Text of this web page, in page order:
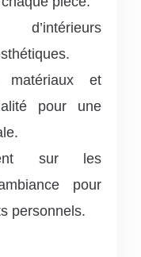
matériaux et
pour une
sur les
pour
personnels.